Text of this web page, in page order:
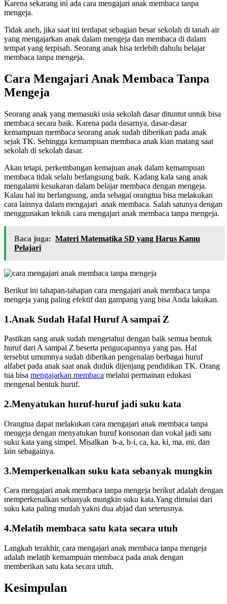
Karena sekarang ini ada cara mengajari anak membaca tanpa
mengeja.
Tidak aneh, jika saat ini terdapat sebagian besar sekolah di tanah air
yang mengajarkan anak dalam mengeja dan membaca di dalam
tempat yang terpisah. Seorang anak bisa terlebih dahulu belajar
membaca tanpa mengeja.
Cara Mengajari Anak Membaca Tanpa
Mengeja
Seorang anak yang memasuki usia sekolah dasar dituntut untuk bisa
membaca secara baik. Karena pada dasarnya, dasar-dasar
kemampuan membaca seorang anak sudah diberikan pada anak
sejak TK. Sehingga kemampuan membaca anak kian matang saat
sekolah di sekolah dasar.
Akan tetapi, perkembangan kemajuan anak dalam kemampuan
membaca tidak selalu berlangsung baik. Kadang kala sang anak
mengalami kesukaran dalam belajar membaca dengan mengeja.
Kalau hal itu berlangsung, anda sebagai orangtua bisa melakukan
cara lainnya dalam mengajari anak membaca. Salah satunya dengan
menggunakan teknik cara mengajari anak membaca tanpa mengeja.
Baca juga: Materi Matematika SD yang Harus Kamu
Pelajari
Berikut ini tahapan-tahapan cara mengajari anak membaca tanpa
mengeja yang paling efektif dan gampang yang bisa Anda lakukan.
1.Anak Sudah Hafal Huruf A sampai Z
Pastikan sang anak sudah mengetahui dengan baik semua bentuk
huruf dari A sampai Z beserta pengucapannya yang pas. Hal
tersebut umumnya sudah diberikan pengenalan berbagai huruf
alfabet pada anak saat anak duduk dijenjang pendidikan TK. Orang
tua bisa mengajarkan membaca melalui permainan edukasi
mengenal bentuk huruf.
2.Menyatukan huruf-huruf jadi suku kata
Orangtua dapat melakukan cara mengajari anak membaca tanpa
mengeja dengan menyatukan huruf konsonan dan vokal jadi satu
suku kata yang simpel. Misalkan b-a, b-i, ca, ka, ki, ma, mi, dan
lain sebagainya.
3.Memperkenalkan suku kata sebanyak mungkin
Cara mengajari anak membaca tanpa mengeja berikut adalah dengan
memperkenalkan sebanyak mungkin suku kata.Yang dimulai dari
suku kata paling mudah yakni dua abjad dan seterusnya.
4.Melatih membaca satu kata secara utuh
Langkah terakhir, cara mengajari anak membaca tanpa mengeja
adalah melatih kemampuan membaca pada anak dengan
memberikan satu kata secara utuh.
Kesimpulan